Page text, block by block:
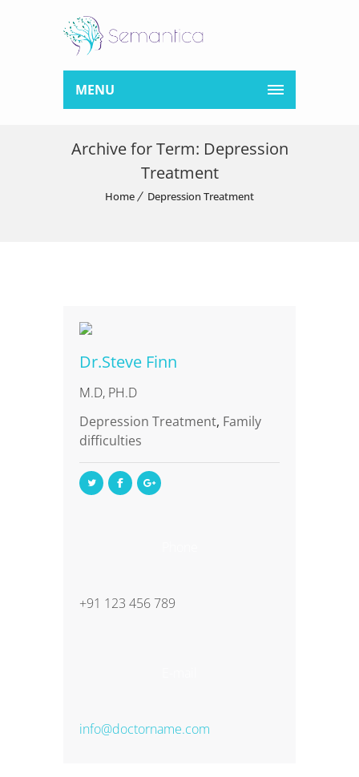
MENU
Archive for Term: Depression
Treatment
Home Depression Treatment
Dr.Steve Finn
M.D, PH.D
Depression Treatment, Family
difficulties
+91 123 456 789
info@doctorname.com